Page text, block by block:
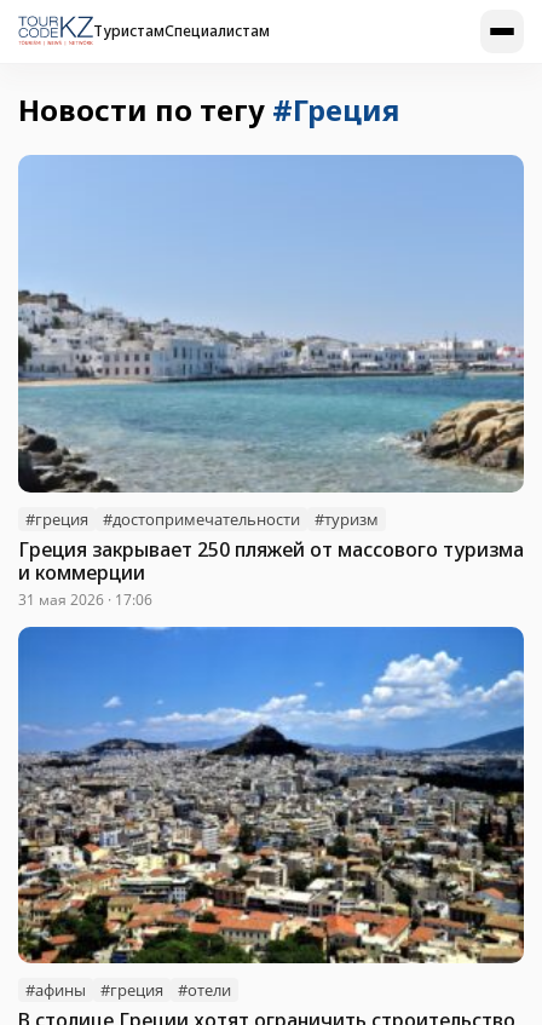
ТуристамСпециалистам
Новости по тегу #Греция
#греция #достопримечательности #туризм
Греция закрывает 250 пляжей от массового туризма
и коммерции
31 мая 2026 · 17:06
#афины #греция #отели